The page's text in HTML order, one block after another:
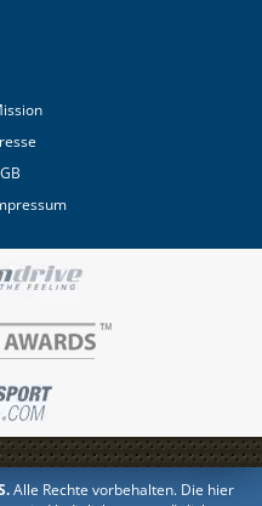
Alle Rechte vorbehalten. Die hier